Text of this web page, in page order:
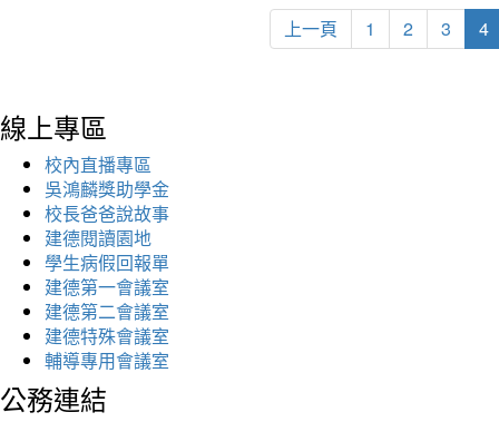
上一頁 1 2 3 4
線上專區
校內直播專區
吳鴻麟獎助學金
校長爸爸說故事
建德閱讀園地
學生病假回報單
建德第一會議室
建德第二會議室
建德特殊會議室
輔導專用會議室
公務連結